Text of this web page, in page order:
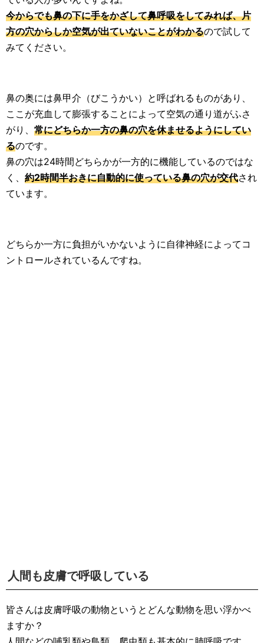
今からでも鼻の下に手をかざして鼻呼吸をしてみれば、片
方の穴からしか空気が出ていないことがわかるので試して
みてください。
鼻の奥には鼻甲介（びこうかい）と呼ばれるものがあり、
ここが充血して膨張することによって空気の通り道がふさ
がり、 常にどちらか一方の鼻の穴を休ませるようにしてい
るのです。
鼻の穴は24時間どちらかが一方的に機能しているのではな
く、 約2時間半おきに自動的に使っている鼻の穴が交代され
ています。
どちらか一方に負担がいかないように自律神経によってコ
ントロールされているんですね。
人間も皮膚で呼吸している
皆さんは皮膚呼吸の動物というとどんな動物を思い浮かべ
ますか？